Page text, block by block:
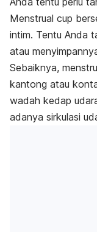
Menstrual cup
intim. Tentu Anda
atau
Sebaiknya,
kantong atau
wadah kedap
adanya sirkulasi